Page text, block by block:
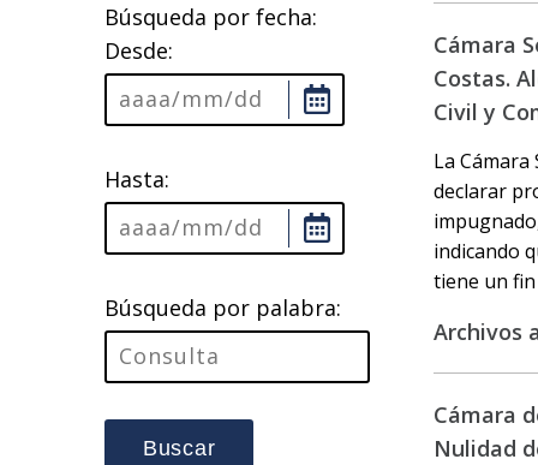
Búsqueda por fecha:
Desde:
Hasta:
Búsqueda por palabra:
Buscar
Cámara
Costas.
Civil y
La Cámara
declarar
indicando
tiene un
Archivos
Cámara
Nulidad